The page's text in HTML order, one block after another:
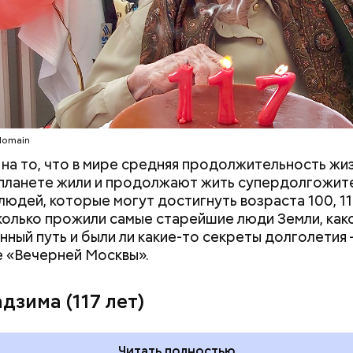
то, что в мире средняя продолжительность
жили и продолжают жить
которые могут достигнуть возраста 100,
прожили самые старейшие люди Земли,
путь и были ли какие-то секреты
«Вечерней Москвы».
(117 лет)
2015 года в американском штате Вирджиния двое
Ли Харви Освальда